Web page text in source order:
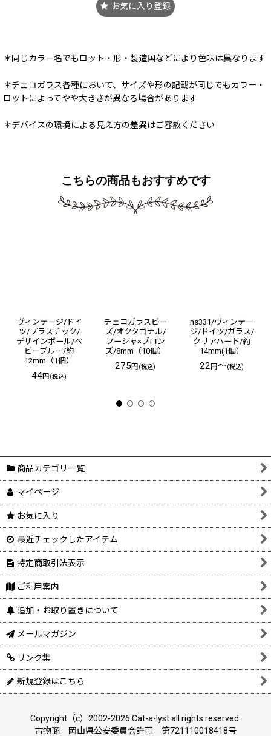
お気に入り登録
＊同じカラー名でもロット・形・製造国などにより色味は異なります
＊チェコガラス各種において、サイズや形の記載が同じでもカラー・
ロットによってやや大きさが異なる場合があります
＊デバイスの環境による見え方の差異はご容赦ください
こちらの商品もおすすめです
ヴィンテージ/ドイ
ツ/プラスチック/
デザインボール/ベ
ビーブルー/約
12mm（1個）
44円(税込)
チェコガラスビー
ズ/オクタゴナル/
フーシャ×ブロン
ズ/8mm（10個）
275円(税込)
ns331/ヴィンテー
ジ/ドイツ/ガラス/
クリアハート/約
14mm(1個）
22円～(税込)
商品カテゴリ一覧
マイページ
お気に入り
最近チェックしたアイテム
特定商取引法表示
ご利用案内
追加・お取り置きについて
メールマガジン
リンク集
新規登録はこちら
Copyright（c）2002-2026 Cat-a-lyst all rights reserved.
古物商 岡山県公安委員会許可 第721110018418号